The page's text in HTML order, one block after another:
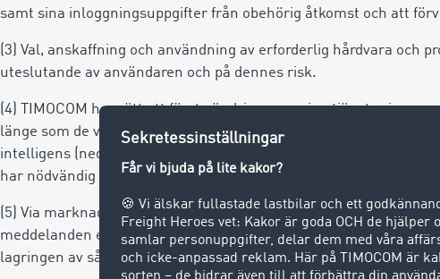
samt sina inloggningsuppgifter från obehörig åtkomst och att
(3) Val, anskaffning och användning av erforderlig hårdvara och
uteslutande av användaren och på dennes risk.
(4) TIMOCOM har rätt att företa ändringar av sina tjänster inom
länge som de väsentliga användarfaciliteterna inte begränsas.
intelligens (nedan: AI) inkluderat. Användaren är ansvarig för att
har nödvändig kunskap.
(5) Via marknadsplatsen kan TIMOCOM överföra meddelanden
meddelanden eller transaktioner. TIMOCOM förbehåller sig
lagringen av sådana meddelanden.